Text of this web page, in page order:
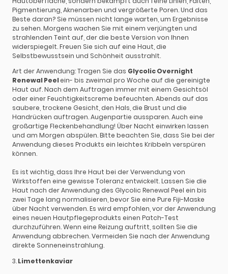
Pigmentierung, Aknenarben und vergrößerte Poren. Und das
Beste daran? Sie müssen nicht lange warten, um Ergebnisse
zu sehen. Morgens wachen Sie mit einem verjüngten und
strahlenden Teint auf, der die beste Version von Ihnen
widerspiegelt. Freuen Sie sich auf eine Haut, die
Selbstbewusstsein und Schönheit ausstrahlt.
Art der Anwendung: Tragen Sie das Glycolic Overnight
Renewal Peelein- bis zweimal pro Woche auf die gereinigte
Haut auf. Nach dem Auftragen immer mit einem Gesichtsöl
oder einer Feuchtigkeitscreme befeuchten. Abends auf das
saubere, trockene Gesicht, den Hals, die Brust und die
Handrücken auftragen. Augenpartie aussparen. Auch eine
großartige Fleckenbehandlung! Über Nacht einwirken lassen
und am Morgen abspülen. Bitte beachten Sie, dass Sie bei der
Anwendung dieses Produkts ein leichtes Kribbeln verspüren
können.
Es ist wichtig, dass Ihre Haut bei der Verwendung von
Wirkstoffen eine gewisse Toleranz entwickelt. Lassen Sie die
Haut nach der Anwendung des Glycolic Renewal Peel ein bis
zwei Tage lang normalisieren, bevor Sie eine Pure Fiji-Maske
über Nacht verwenden. Es wird empfohlen, vor der Anwendung
eines neuen Hautpflegeprodukts einen Patch-Test
durchzuführen. Wenn eine Reizung auftritt, sollten Sie die
Anwendung abbrechen. Vermeiden Sie nach der Anwendung
direkte Sonneneinstrahlung.
3.Limettenkaviar